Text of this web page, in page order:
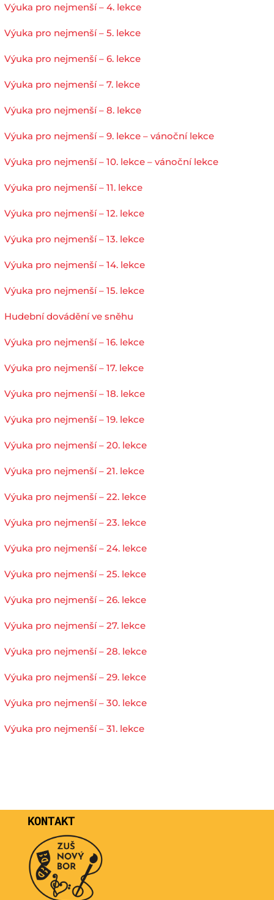
Výuka pro nejmenší – 4. lekce
Výuka pro nejmenší – 5. lekce
Výuka pro nejmenší – 6. lekce
Výuka pro nejmenší – 7. lekce
Výuka pro nejmenší – 8. lekce
Výuka pro nejmenší – 9. lekce – vánoční lekce
Výuka pro nejmenší – 10. lekce – vánoční lekce
Výuka pro nejmenší – 11. lekce
Výuka pro nejmenší – 12. lekce
Výuka pro nejmenší – 13. lekce
Výuka pro nejmenší – 14. lekce
Výuka pro nejmenší – 15. lekce
Hudební dovádění ve sněhu
Výuka pro nejmenší – 16. lekce
Výuka pro nejmenší – 17. lekce
Výuka pro nejmenší – 18. lekce
Výuka pro nejmenší – 19. lekce
Výuka pro nejmenší – 20. lekce
Výuka pro nejmenší – 21. lekce
Výuka pro nejmenší – 22. lekce
Výuka pro nejmenší – 23. lekce
Výuka pro nejmenší – 24. lekce
Výuka pro nejmenší – 25. lekce
Výuka pro nejmenší – 26. lekce
Výuka pro nejmenší – 27. lekce
Výuka pro nejmenší – 28. lekce
Výuka pro nejmenší – 29. lekce
Výuka pro nejmenší – 30. lekce
Výuka pro nejmenší – 31. lekce
KONTAKT